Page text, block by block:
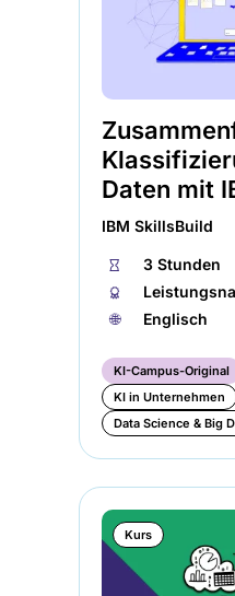
Daten mit
IBM SkillsBuild
⏱
3 Stunden
🏅︎
🌐︎
Englisch
KI-Campus-Original
KI in Unternehmen
Data Science & Big
Kurs